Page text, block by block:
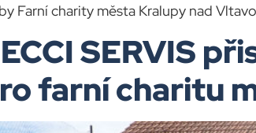
Farní charity města Kralupy nad
SERVIS
farní charitu